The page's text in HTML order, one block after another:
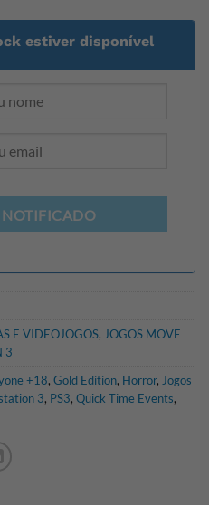
estiver disponível
NOTIFICADO
E VIDEOJOGOS, JOGOS MOVE
3
+18, Gold Edition, Horror, Jogos
3, PS3, Quick Time Events,